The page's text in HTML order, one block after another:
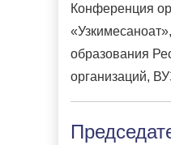
Конференция
образования
организаций,